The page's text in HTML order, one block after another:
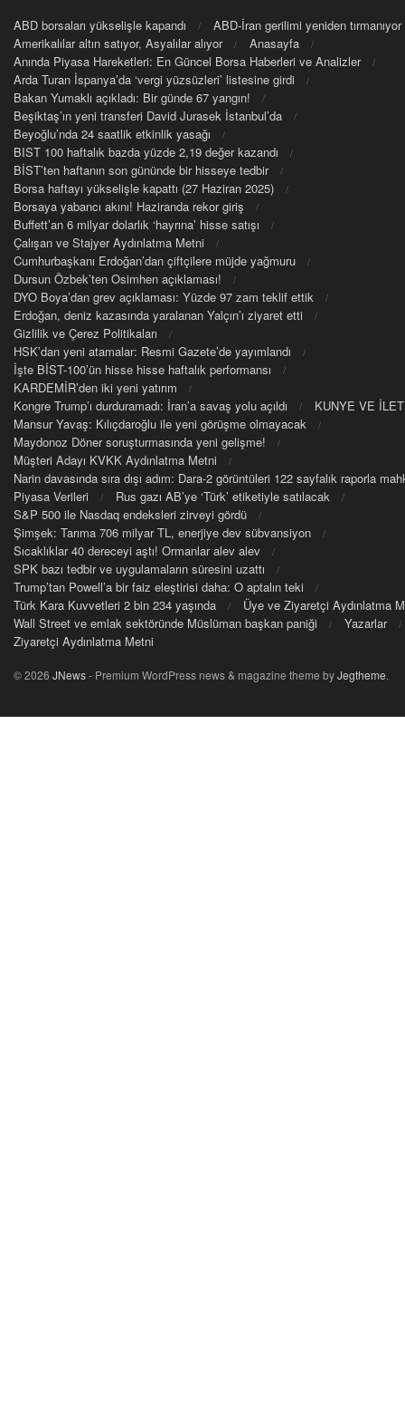
ABD borsaları yükselişle kapandı
ABD-İran gerilimi yeniden tırmanıyor
Amerikalılar altın satıyor, Asyalılar alıyor
Anasayfa
Anında Piyasa Hareketleri: En Güncel Borsa Haberleri ve Analizler
Arda Turan İspanya’da ‘vergi yüzsüzleri’ listesine girdi
Bakan Yumaklı açıkladı: Bir günde 67 yangın!
Beşiktaş’ın yeni transferi David Jurasek İstanbul’da
Beyoğlu’nda 24 saatlik etkinlik yasağı
BIST 100 haftalık bazda yüzde 2,19 değer kazandı
BİST’ten haftanın son gününde bir hisseye tedbir
Borsa haftayı yükselişle kapattı (27 Haziran 2025)
Borsaya yabancı akını! Haziranda rekor giriş
Buffett’an 6 milyar dolarlık ‘hayrına’ hisse satışı
Çalışan ve Stajyer Aydınlatma Metni
Cumhurbaşkanı Erdoğan’dan çiftçilere müjde yağmuru
Dursun Özbek’ten Osimhen açıklaması!
DYO Boya’dan grev açıklaması: Yüzde 97 zam teklif ettik
Erdoğan, deniz kazasında yaralanan Yalçın’ı ziyaret etti
Gizlilik ve Çerez Politikaları
HSK’dan yeni atamalar: Resmi Gazete’de yayımlandı
İşte BİST-100’ün hisse hisse haftalık performansı
KARDEMİR’den iki yeni yatırım
Kongre Trump’ı durduramadı: İran’a savaş yolu açıldı
KUNYE VE
Mansur Yavaş: Kılıçdaroğlu ile yeni görüşme olmayacak
Maydonoz Döner soruşturmasında yeni gelişme!
Müşteri Adayı KVKK Aydınlatma Metni
Narin davasında sıra dışı adım: Dara-2 görüntüleri 122 sayfalık raporla
Piyasa Verileri
Rus gazı AB’ye ‘Türk’ etiketiyle satılacak
S&P 500 ile Nasdaq endeksleri zirveyi gördü
Şimşek: Tarıma 706 milyar TL, enerjiye dev sübvansiyon
Sıcaklıklar 40 dereceyi aştı! Ormanlar alev alev
SPK bazı tedbir ve uygulamaların süresini uzattı
Trump’tan Powell’a bir faiz eleştirisi daha: O aptalın teki
Türk Kara Kuvvetleri 2 bin 234 yaşında
Üye ve Ziyaretçi Aydınlatma
Wall Street ve emlak sektöründe Müslüman başkan paniği
Yazarlar
Ziyaretçi Aydınlatma Metni
© 2026 JNews- Premium WordPress news & magazine theme byJegtheme.